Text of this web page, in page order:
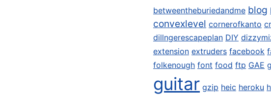
betweentheburiedandme blog
convexlevel cornerofkanto
dillngerescapeplan DIY
extension extruders facebook
folkenough font food ftp GAE
guitar gzip heic heroku